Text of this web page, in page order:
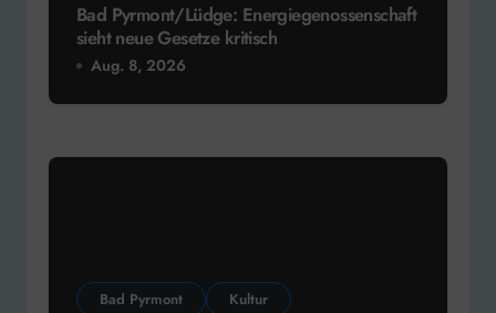
Bad Pyrmont/Lüdge: Energiegenossenschaft
sieht neue Gesetze kritisch
Aug. 8, 2026
Bad Pyrmont Kultur